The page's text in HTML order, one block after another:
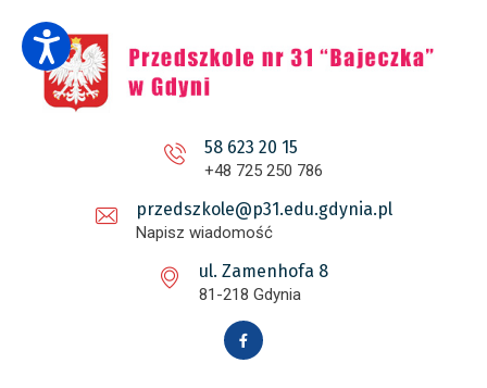
58 623 20 15
+48 725 250 786
przedszkole@p31.edu.gdynia.pl
Napisz wiadomość
ul. Zamenhofa 8
81-218 Gdynia